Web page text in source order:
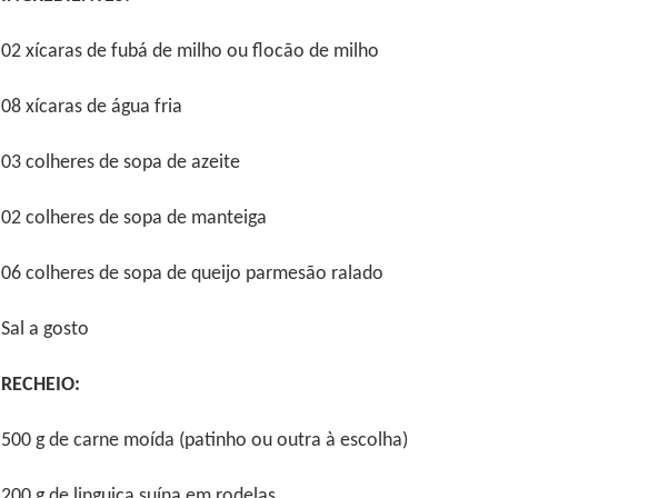
02 xícaras de fubá de milho ou flocão de milho
08 xícaras de água fria
03 colheres de sopa de azeite
02 colheres de sopa de manteiga
06 colheres de sopa de queijo parmesão ralado
Sal a gosto
RECHEIO:
500 g de carne moída (patinho ou outra à escolha)
(Cientista Ajinomoto) e os chefs Takuji Takahashi (Restaurante Kinobu), Motokazu
Soden Nakamura), Mitsuru Saiki (Restaurante Jikssinbo Saiki).